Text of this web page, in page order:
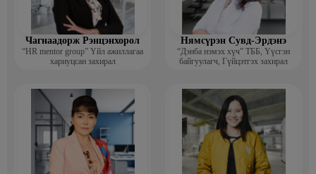
Чагнаадорж Рэнцэнхорол
“HR mentor group” Үйл ажиллагаа
хариуцсан захирал
Нямсүрэн Сувд-Эрдэнэ
“Дэнба нэмэх хүч” ТББ, Үүсгэн
байгуулагч, Гүйцэтгэх захирал